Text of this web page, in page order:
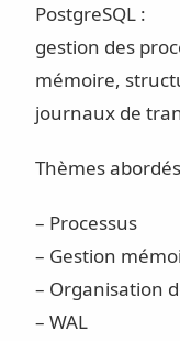
PostgreSQL :
gestion des
mémoire,
journaux de
Thèmes
– Processus
– Gestion
– Organisation
– WAL